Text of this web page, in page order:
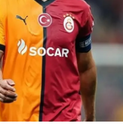
Bolu
Burdur
Bursa
Çanakkale